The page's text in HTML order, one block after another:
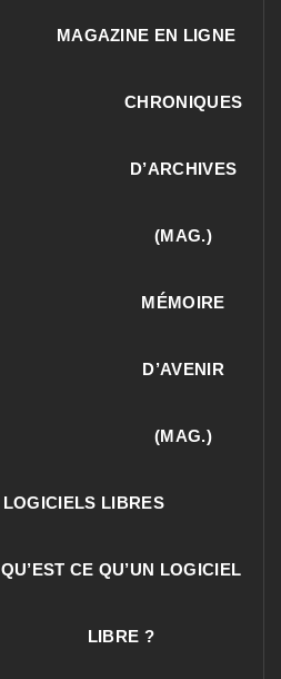
MAGAZINE EN LIGNE
CHRONIQUES
D’ARCHIVES
(MAG.)
MÉMOIRE
D’AVENIR
(MAG.)
LOGICIELS LIBRES
QU’EST CE QU’UN LOGICIEL
LIBRE ?